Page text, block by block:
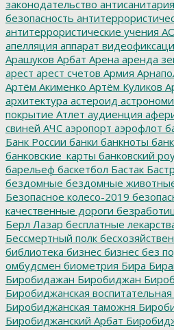
законодательство антисанитария
безопасность
антитеррористические учения
апелляция аппарат
Арашуков Арбат Арена аренда
арест арест счетов Армия
Артём Акименко Артём Куликов
архитектура астероид
покрытие Атлет аудиенция
свиней АЧС аэропорт аэрофлот
Банк России банки банкноты
банковские_карты банковский
барельеф баскетбол Бастак
бездомные бездомные
Безопасное колесо-2019
качественные дороги
Берл Лазар бесплатные
Бессмертный полк
библиотека бизнес бизнес без
омбудсмен биометрия Бира
Биробидажан Биробиджан
Биробиджанская
Биробиджанская таможня
Биробиджанский Арбат